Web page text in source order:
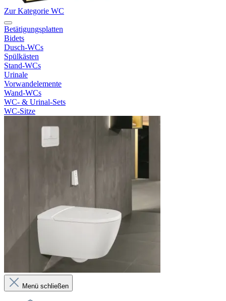
Zur Kategorie WC
Betätigungsplatten
Bidets
Dusch-WCs
Spülkästen
Stand-WCs
Urinale
Vorwandelemente
Wand-WCs
WC- & Urinal-Sets
WC-Sitze
Menü schließen